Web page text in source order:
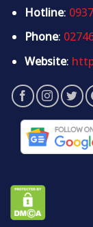
Hotline:
Phone:
Website: